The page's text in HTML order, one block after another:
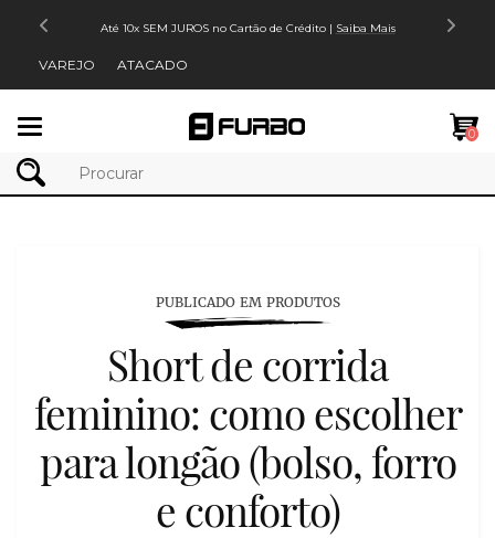
Até 10x SEM JUROS no Cartão de Crédito | Saiba Mais
VAREJO ATACADO
0
PUBLICADO EM PRODUTOS
Short de corrida
feminino: como escolher
para longão (bolso, forro
e conforto)